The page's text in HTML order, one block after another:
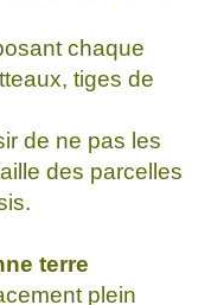
chaque
tiges de
de ne pas les
des parcelles
terre
plein